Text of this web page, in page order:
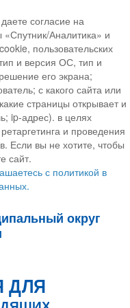
согласие на
«Спутник/Аналитика» и
пользовательских
и версия ОС, тип и
его экрана;
с какого сайта или
страницы открывает и
ip-адрес). в целях
и проведения
Если вы не хотите, чтобы
сайт.
с политикой в